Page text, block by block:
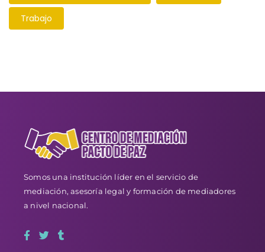
Trabajo
Somos una institución líder en el servicio de
mediación, asesoría legal y formación de mediadores
a nivel nacional.